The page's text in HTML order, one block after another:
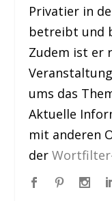
Privatier in
betreibt und
Zudem ist er
ums das
Aktuelle
mit anderen
der